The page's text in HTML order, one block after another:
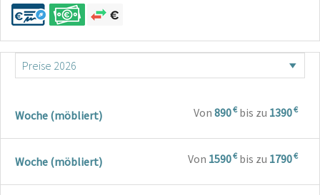
Woche (möbliert) Von 890€bis zu 1390€
Woche (möbliert) Von 1590€bis zu 1790€